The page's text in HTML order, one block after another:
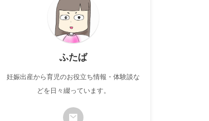
ふたば
妊娠出産から育児のお役立ち情報・体験談な
どを日々綴っています。